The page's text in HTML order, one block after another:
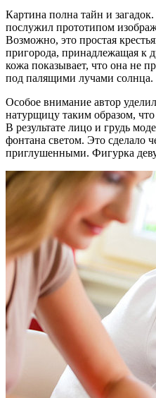
Картина полна тайн и
послужил прототипом
Возможно, это простая
пригорода, принадлежащая к
кожа показывает, что она не
под палящими лучами солнца.
Особое внимание автор
натурщицу таким образом, что
В результате лицо и грудь
фонтана светом. Это сделало
приглушенными. Фигурка